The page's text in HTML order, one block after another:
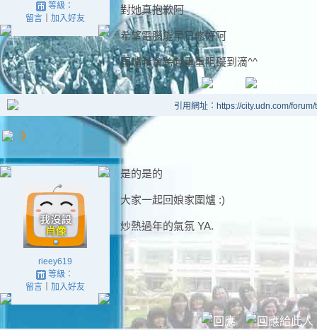
等級：
留言｜ 加入好友
對她真抱歉阿
希望電腦能早日修好阿
圍爐我會跨越重重阻礙到滴^^
引用網址：https://city.udn.com/
:)
rieey619
等級：
留言｜ 加入好友
是的是的
大家一起回娘家圍爐 :)
炒熱過年的氣氛 YA.